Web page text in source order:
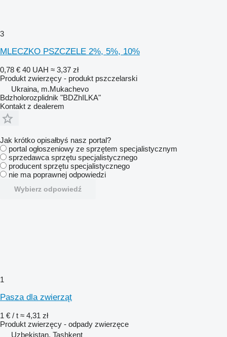
3
MLECZKO PSZCZELE 2%, 5%, 10%
0,78 € 40 UAH ≈ 3,37 zł
Produkt zwierzęcy - produkt pszczelarski
Ukraina, m.Mukachevo
Bdzholorozplidnik "BDZhILKA"
Kontakt z dealerem
Jak krótko opisałbyś nasz portal?
portal ogłoszeniowy ze sprzętem specjalistycznym
sprzedawca sprzętu specjalistycznego
producent sprzętu specjalistycznego
nie ma poprawnej odpowiedzi
Wybierz odpowiedź
1
Pasza dla zwierząt
1 € / t ≈ 4,31 zł
Produkt zwierzęcy - odpady zwierzęce
Uzbekistan, Tashkent